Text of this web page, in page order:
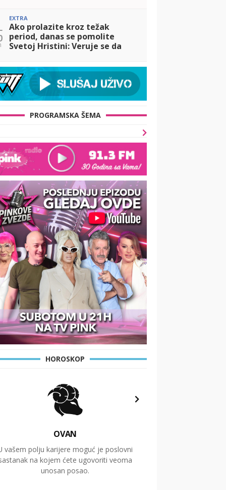
EXTRA
Ako prolazite kroz težak
period, danas se pomolite
Svetoj Hristini: Veruje se da
nepravde
PROGRAMSKA ŠEMA
HOROSKOP
OVAN
vašem polju karijere moguć je poslovni
na kojem ćete ugovoriti veoma
unosan posao.